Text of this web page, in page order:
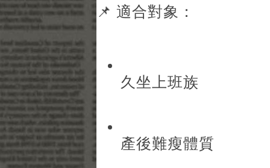
📌 適合對象：
久坐上班族
產後難瘦體質